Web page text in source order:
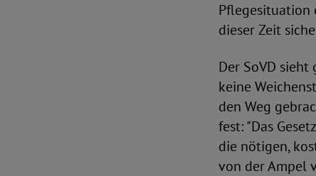
Pflegesituation
dieser Zeit
Der SoVD
keine
den Weg
fest: "Das
die nötigen,
von der Ampel